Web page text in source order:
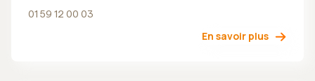
01 59 12 00 03
En savoir plus